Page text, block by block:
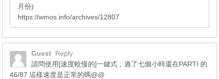
月份)
https://wmos.info/archives/12807
Guest Reply
請問使用[速度較慢的]一鍵式，過了七個小時還在PARTI 的
46/87 這樣速度是正常的嗎@@